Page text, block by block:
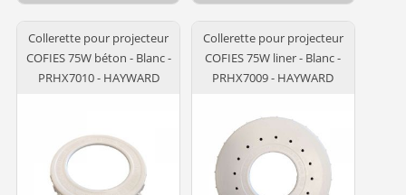
Collerette pour projecteur
COFIES 75W béton - Blanc -
PRHX7010 - HAYWARD
Collerette pour projecteur
COFIES 75W liner - Blanc -
PRHX7009 - HAYWARD